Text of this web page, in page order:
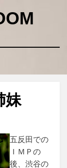
妹
五反田での
ＩＭＰの
後、渋谷の